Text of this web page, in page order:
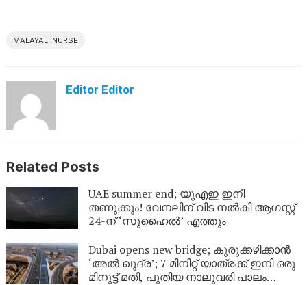
MALAYALI NURSE
Editor Editor
Related Posts
UAE summer end; യുഎഇ ഇനി
തണുക്കും! വേനലിന് വിട നൽകി ആഗസ്റ്റ്
24-ന് ‘സുഹൈൽ’ എത്തും
Dubai opens new bridge; കുരുക്കഴിക്കാൻ
‘അൽ ഖുദ്ര’; 7 മിനിറ്റ് യാത്രക്ക് ഇനി ഒരു
മിനുട്ട് മതി, പുതിയ നാലുവരി പാലം